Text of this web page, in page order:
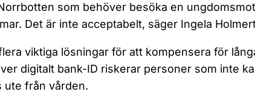
som behöver besöka en
Det är inte acceptabelt, säger Ingela
viktiga lösningar för att kompensera för
digitalt bank-ID riskerar personer som inte
ute från vården.